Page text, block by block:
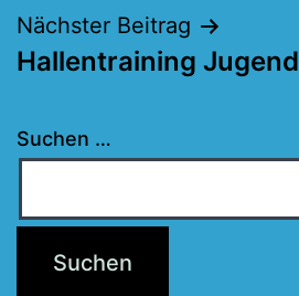
Nächster Beitrag
Hallentraining Jugend
Suchen …